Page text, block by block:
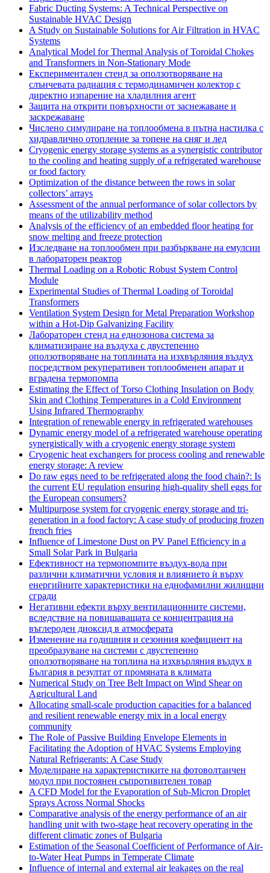
Fabric Ducting Systems: A Technical Perspective on
Sustainable HVAC Design
A Study on Sustainable Solutions for Air Filtration in HVAC
Systems
Analytical Model for Thermal Analysis of Toroidal Chokes
and Transformers in Non-Stationary Mode
Експериментален стенд за оползотворяване на
слънчевата радиация с термодинамичен колектор с
директно изпарение на хладилния агент
Защита на открити повърхности от заснежаване и
заскрежаване
Числено симулиране на топлообмена в пътна настилка с
хидравлично отопление за топене на сняг и лед
Cryogenic energy storage systems as a synergistic contributor
to the cooling and heating supply of a refrigerated warehouse
or food factory
Optimization of the distance between the rows in solar
collectors’ arrays
Assessment of the annual performance of solar collectors by
means of the utilizability method
Analysis of the efficiency of an embedded floor heating for
snow melting and freeze protection
Изследване на топлообмен при разбъркване на емулсии
в лабораторен реактор
Thermal Loading on a Robotic Robust System Control
Module
Experimental Studies of Thermal Loading of Toroidal
Transformers
Ventilation System Design for Metal Preparation Workshop
within a Hot-Dip Galvanizing Facility
Лабораторен стенд на еднозонова система за
климатизиране на въздуха с двустепенно
оползотворяване на топлината на изхвърляния въздух
посредством рекуперативен топлообменен апарат и
вградена термопомпа
Estimating the Effect of Torso Clothing Insulation on Body
Skin and Clothing Temperatures in a Cold Environment
Using Infrared Thermography
Integration of renewable energy in refrigerated warehouses
Dynamic energy model of a refrigerated warehouse operating
synergistically with a cryogenic energy storage system
Cryogenic heat exchangers for process cooling and renewable
energy storage: A review
Do raw eggs need to be refrigerated along the food chain?: Is
the current EU regulation ensuring high-quality shell eggs for
the European consumers?
Multipurpose system for cryogenic energy storage and tri-
generation in a food factory: A case study of producing frozen
french fries
Influence of Limestone Dust on PV Panel Efficiency in a
Small Solar Park in Bulgaria
Ефективност на термопомпите въздух-вода при
различни климатични условия и влиянието ѝ върху
енергийните характеристики на еднофамилни жилищни
сгради
Негативни ефекти върху вентилационните системи,
вследствие на повишаващата се концентрация на
въглероден диоксид в атмосферата
Изменение на годишния и сезонния коефициент на
преобразуване на системи с двустепенно
оползотворяване на топлина на изхвърляния въздух в
България в резултат от промяната в климата
Numerical Study on Tree Belt Impact on Wind Shear on
Agricultural Land
Allocating small-scale production capacities for a balanced
and resilient renewable energy mix in a local energy
community
The Role of Passive Building Envelope Elements in
Facilitating the Adoption of HVAC Systems Employing
Natural Refrigerants: A Case Study
Моделиране на характеристиките на фотоволтаичен
модул при постоянен съпротивителен товар
A CFD Model for the Evaporation of Sub-Micron Droplet
Sprays Across Normal Shocks
Comparative analysis of the energy performance of an air
handling unit with two-stage heat recovery operating in the
different climatic zones of Bulgaria
Estimation of the Seasonal Coefficient of Performance of Air-
to-Water Heat Pumps in Temperate Climate
Influence of internal and external air leakages on the real